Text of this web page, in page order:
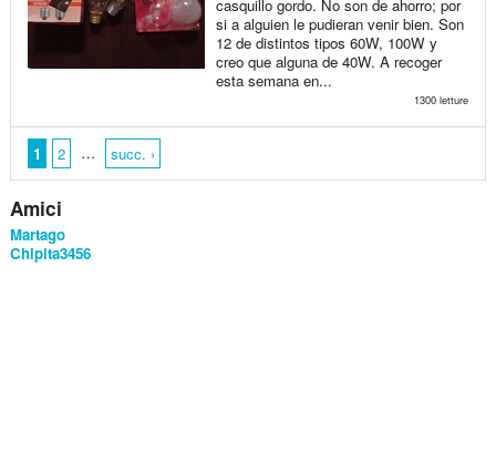
casquillo gordo. No son de ahorro; por
si a alguien le pudieran venir bien. Son
12 de distintos tipos 60W, 100W y
creo que alguna de 40W. A recoger
esta semana en...
1300 letture
1 2 … succ. ›
Amici
Martago
Chipita3456